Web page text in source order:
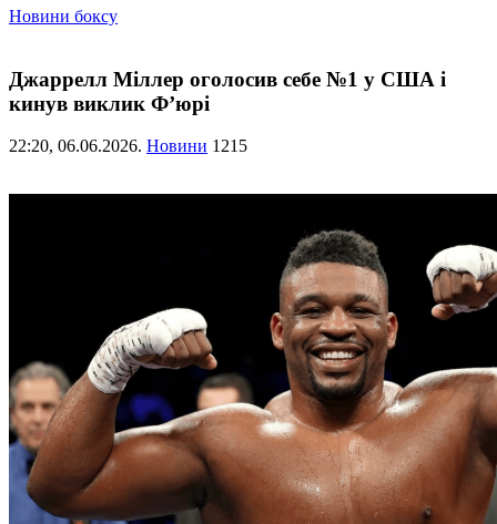
Новини боксу
Джаррелл Міллер оголосив себе №1 у США і
кинув виклик Ф’юрі
22:20, 06.06.2026. Новини 1215